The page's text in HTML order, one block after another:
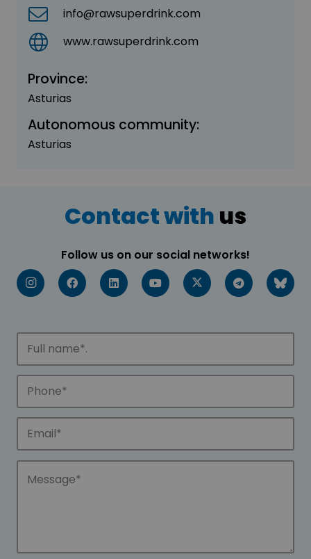
info@rawsuperdrink.com
www.rawsuperdrink.com
Province:
Asturias
Autonomous community:
Asturias
Contact with us
Follow us on our social networks!